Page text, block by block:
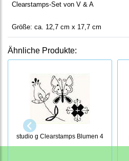
Clearstamps-Set von V & A
Größe: ca. 12,7 cm x 17,7 cm
Ähnliche Produkte:
studio g Clearstamps Blumen 4